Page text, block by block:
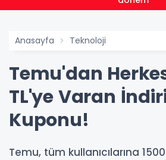
Anasayfa Teknoloji
Temu'dan
TL'ye Varan
Kuponu!
Temu, tüm kullanıcılarına